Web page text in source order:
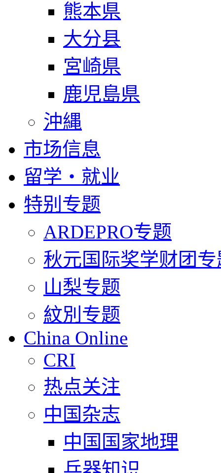
熊本県
大分县
宮崎県
鹿児島県
沖縄
市场信息
留学・就业
特别专题
ARDEPRO专题
秋元国际奖学财团专
山梨专题
紋別专题
China Online
CRI
热点关注
中国杂志
中国国家地理